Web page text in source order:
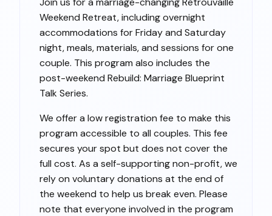
Weekend Retreat, including overnight
accommodations for Friday and Saturday
night, meals, materials, and sessions for one
couple. This program also includes the
post-weekend Rebuild: Marriage Blueprint
Talk Series.
We offer a low registration fee to make this
program accessible to all couples. This fee
secures your spot but does not cover the
full cost. As a self-supporting non-profit, we
rely on voluntary donations at the end of
the weekend to help us break even. Please
note that everyone involved in the program